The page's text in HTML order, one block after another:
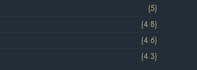
(5)
(4.8)
(4.6)
(4.3)